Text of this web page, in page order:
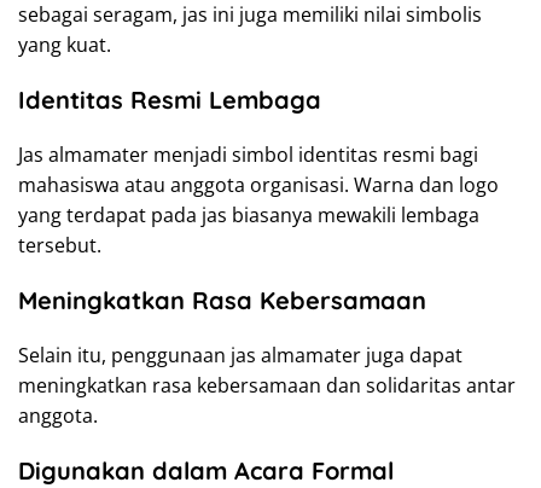
sebagai seragam, jas ini juga memiliki nilai simbolis
yang kuat.
Identitas Resmi Lembaga
Jas almamater menjadi simbol identitas resmi bagi
mahasiswa atau anggota organisasi. Warna dan logo
yang terdapat pada jas biasanya mewakili lembaga
tersebut.
Meningkatkan Rasa Kebersamaan
Selain itu, penggunaan jas almamater juga dapat
meningkatkan rasa kebersamaan dan solidaritas antar
anggota.
Digunakan dalam Acara Formal